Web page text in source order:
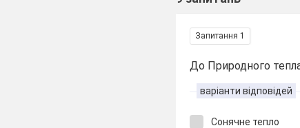
Запитання 1
До Природного
варіанти відповідей
Сонячне тепло